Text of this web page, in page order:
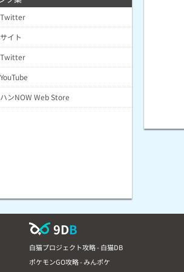
イト
ンNOW Web Store
9DB
白猫プロジェクト攻略 - 白猫DB
ポケモンGO攻略 - みんポケ